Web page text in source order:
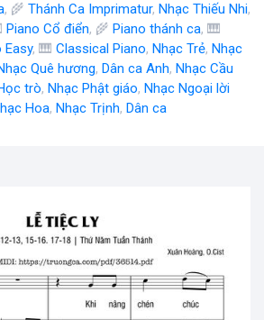
, 🌾 Thánh Ca Imprimatur, Nhạc Thiếu Nhi,
Piano Cổ điển, 🌾 Piano thánh ca, 🎹
Easy, 🎹 Classical Piano, Nhạc Trẻ, Nhạc
Quê hương, Dân ca Anh, Nhạc Cầu
trò, Nhạc Phật giáo, Nhạc Ngoại lời
Hoa, Nhạc Trịnh, Dân ca